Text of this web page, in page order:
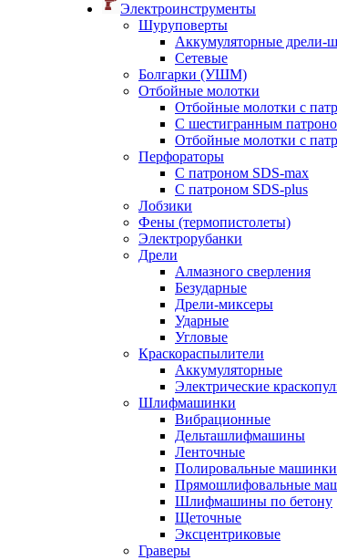
Электроинструменты
Шуруповерты
Аккумуляторные дрели-
Сетевые
Болгарки (УШМ)
Отбойные молотки
Отбойные молотки с
С шестигранным
Отбойные молотки с
Перфораторы
С патроном SDS-max
С патроном SDS-plus
Лобзики
Фены (термопистолеты)
Электрорубанки
Дрели
Алмазного сверления
Безударные
Дрели-миксеры
Ударные
Угловые
Краскораспылители
Аккумуляторные
Электрические
Шлифмашинки
Вибрационные
Дельташлифмашины
Ленточные
Полировальные машинки
Прямошлифовальные
Шлифмашины по бетону
Щеточные
Эксцентриковые
Граверы